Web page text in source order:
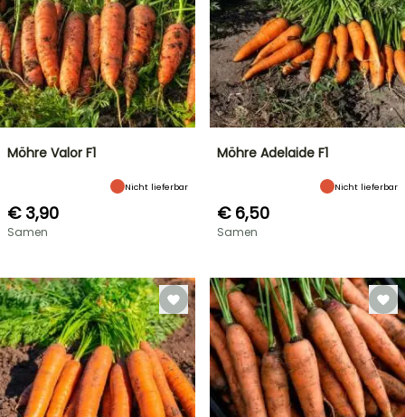
Möhre Valor F1
Nicht lieferbar
€ 3,90
Samen
Möhre Adelaide F1
Nicht lieferbar
€ 6,50
Samen